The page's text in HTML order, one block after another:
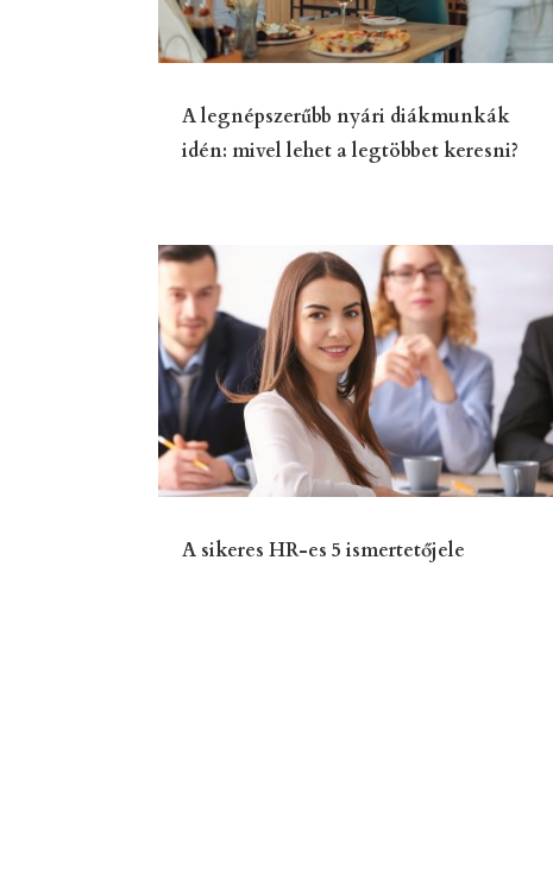
A legnépszerűbb nyári diákmunkák
idén: mivel lehet a legtöbbet keresni?
A sikeres HR-es 5 ismertetőjele